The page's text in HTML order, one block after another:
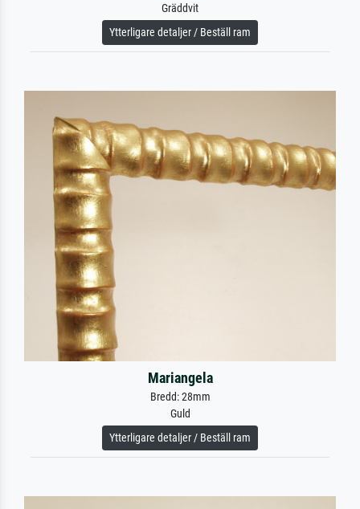
Gräddvit
Ytterligare detaljer / Beställ ram
Mariangela
Bredd: 28mm
Guld
Ytterligare detaljer / Beställ ram